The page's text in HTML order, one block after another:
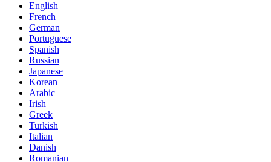
English
French
German
Portuguese
Spanish
Russian
Japanese
Korean
Arabic
Irish
Greek
Turkish
Italian
Danish
Romanian